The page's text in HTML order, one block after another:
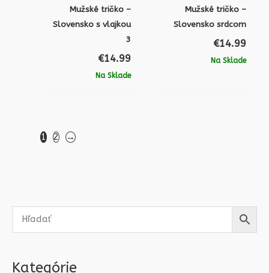
Kategórie
Mužské tričko –
Slovensko s vlajkou
3
€14.99
Na Sklade
Mužské tričko –
Slovensko srdcom
€14.99
Na Sklade
1 2 →